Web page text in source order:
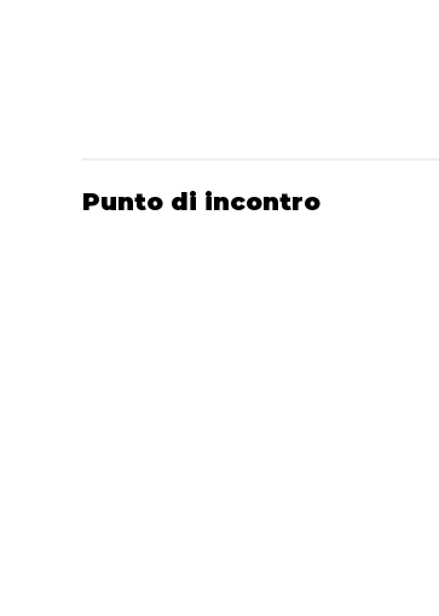
Punto di incontro